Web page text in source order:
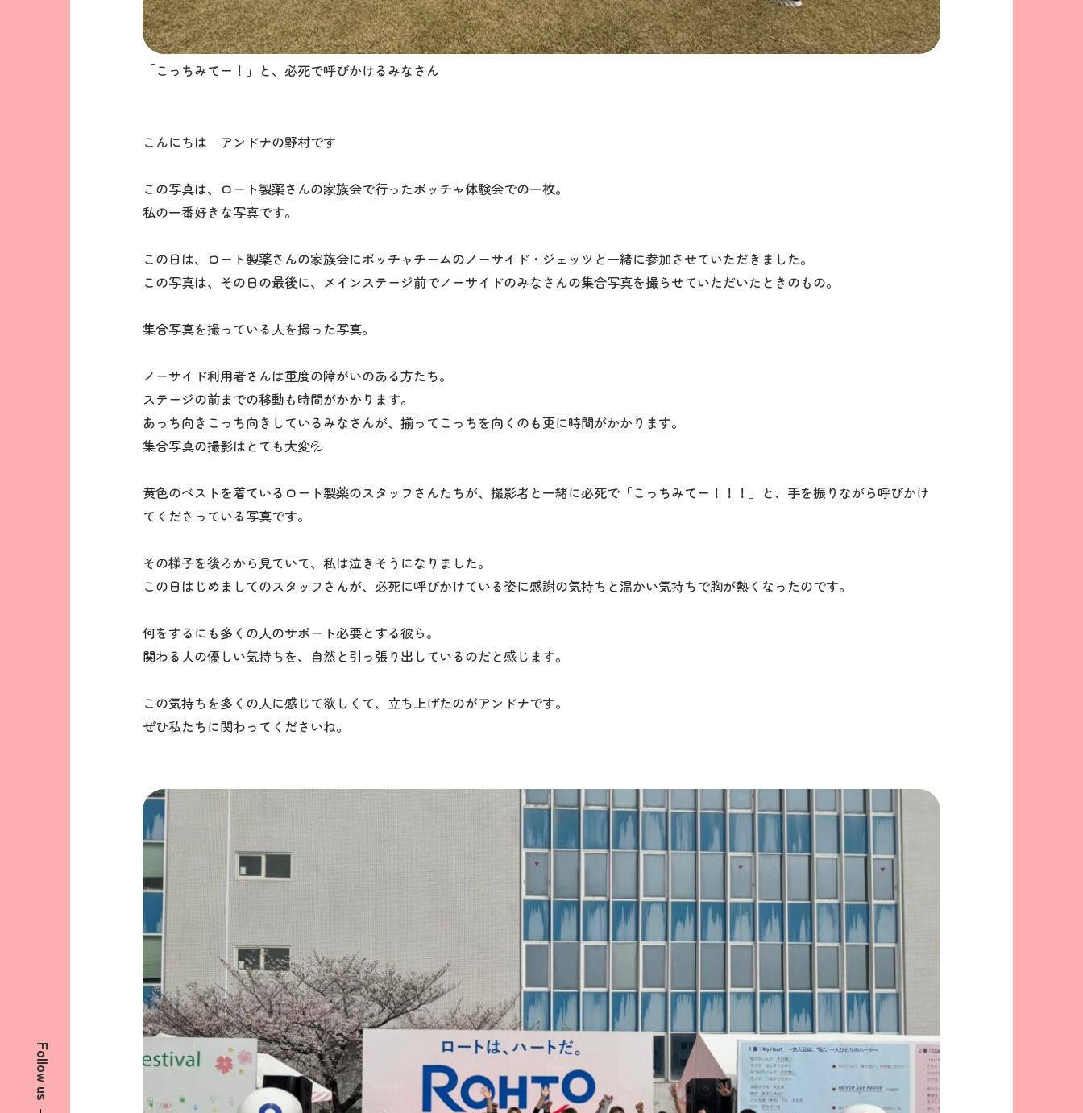
Follow us
「こっちみてー！」と、必死で呼びかけるみなさん
こんにちは アンドナの野村です
この写真は、ロート製薬さんの家族会で行ったボッチャ体験会での一枚。
私の一番好きな写真です。
この日は、ロート製薬さんの家族会にボッチャチームのノーサイド・ジェッツと一緒に参加させていただきました。
この写真は、その日の最後に、メインステージ前でノーサイドのみなさんの集合写真を撮らせていただいたときのもの。
集合写真を撮っている人を撮った写真。
ノーサイド利用者さんは重度の障がいのある方たち。
ステージの前までの移動も時間がかかります。
あっち向きこっち向きしているみなさんが、揃ってこっちを向くのも更に時間がかかります。
集合写真の撮影はとても大変💦
黄色のベストを着ているロート製薬のスタッフさんたちが、撮影者と一緒に必死で「こっちみてー！！！」と、手を振りながら呼びかけ
てくださっている写真です。
その様子を後ろから見ていて、私は泣きそうになりました。
この日はじめましてのスタッフさんが、必死に呼びかけている姿に感謝の気持ちと温かい気持ちで胸が熱くなったのです。
何をするにも多くの人のサポート必要とする彼ら。
関わる人の優しい気持ちを、自然と引っ張り出しているのだと感じます。
この気持ちを多くの人に感じて欲しくて、立ち上げたのがアンドナです。
ぜひ私たちに関わってくださいね。